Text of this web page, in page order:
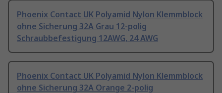
Phoenix Contact UK Polyamid Nylon Klemmblock
ohne Sicherung 32A Grau 12-polig
Schraubbefestigung 12AWG, 24 AWG
Phoenix Contact UK Polyamid Nylon Klemmblock
ohne Sicherung 32A Orange 2-polig